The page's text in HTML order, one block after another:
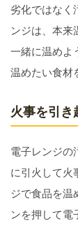
劣化ではなく
ンジは、本来
一緒に温めよ
温めたい食材
火事を引き
電子レンジの
に引火して火
ジで食品を温
ンを押して電